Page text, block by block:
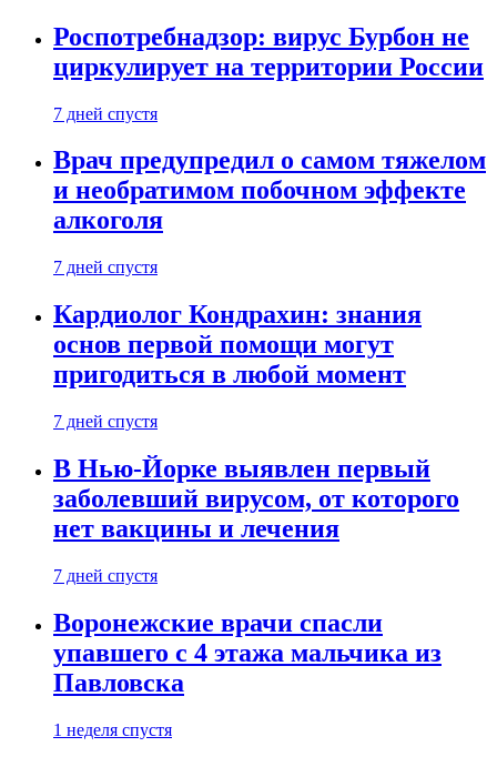
Роспотребнадзор: вирус Бурбон не
циркулирует на территории России
7 дней спустя
Врач предупредил о самом тяжелом
и необратимом побочном эффекте
алкоголя
7 дней спустя
Кардиолог Кондрахин: знания
основ первой помощи могут
пригодиться в любой момент
7 дней спустя
В Нью-Йорке выявлен первый
заболевший вирусом, от которого
нет вакцины и лечения
7 дней спустя
Воронежские врачи спасли
упавшего с 4 этажа мальчика из
Павловска
1 неделя спустя